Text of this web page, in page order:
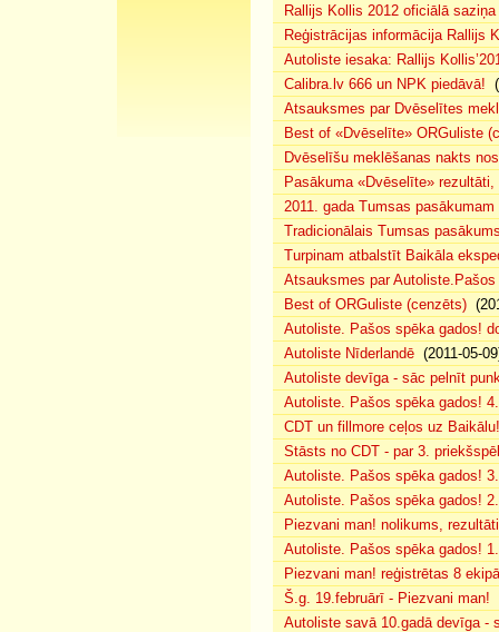
Rallijs Kollis 2012 oficiālā saziņa
Reģistrācijas informācija Rallijs
Autoliste iesaka: Rallijs
Calibra.lv 666 un NPK piedāvā!
Atsauksmes par Dvēselītes
Best of «Dvēselīte» ORGuliste
Dvēselīšu meklēšanas nakts
Pasākuma «Dvēselīte»
2011. gada Tumsas
Tradicionālais Tumsas
Turpinam atbalstīt Baikāla
Atsauksmes par
Best of ORGuliste (cenzēts)
Autoliste. Pašos spēka gados!
Autoliste Nīderlandē (2011-05-
Autoliste devīga - sāc pelnīt
Autoliste. Pašos spēka gados!
CDT un fillmore ceļos uz Baikālu!
Stāsts no CDT - par 3.
Autoliste. Pašos spēka gados!
Autoliste. Pašos spēka gados!
Piezvani man! nolikums,
Autoliste. Pašos spēka gados!
Piezvani man! reģistrētas 8
Š.g. 19.februārī - Piezvani man!
Autoliste savā 10.gadā devīga -